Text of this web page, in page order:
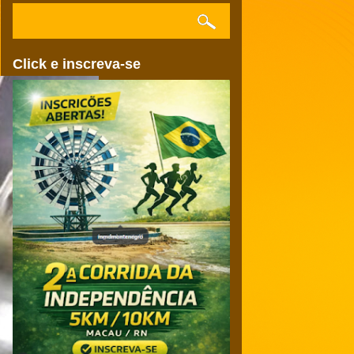
Click e inscreva-se